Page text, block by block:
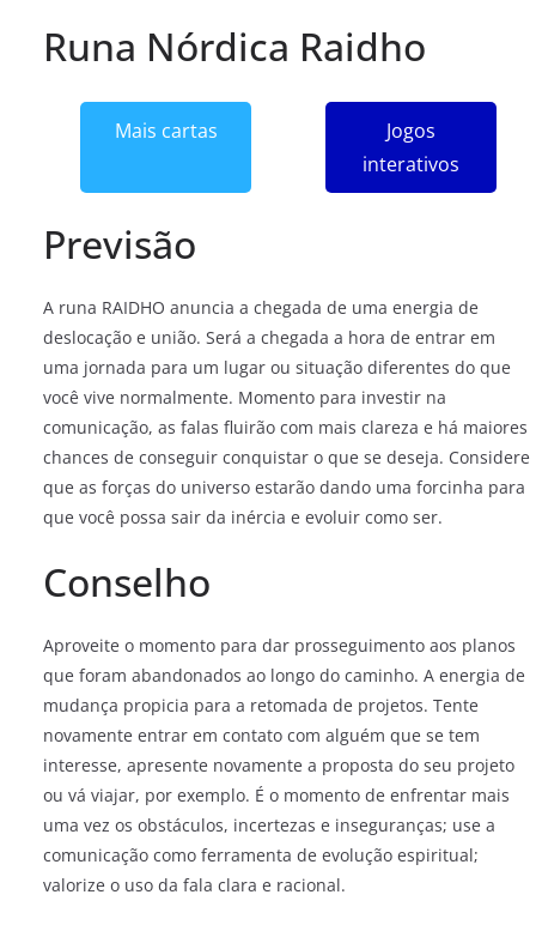
Runa Nórdica Raidho
Mais cartas
Jogos
interativos
Previsão
A runa RAIDHO anuncia a chegada de uma energia de
deslocação e união. Será a chegada a hora de entrar em
uma jornada para um lugar ou situação diferentes do que
você vive normalmente. Momento para investir na
comunicação, as falas fluirão com mais clareza e há maiores
chances de conseguir conquistar o que se deseja. Considere
que as forças do universo estarão dando uma forcinha para
que você possa sair da inércia e evoluir como ser.
Conselho
Aproveite o momento para dar prosseguimento aos planos
que foram abandonados ao longo do caminho. A energia de
mudança propicia para a retomada de projetos. Tente
novamente entrar em contato com alguém que se tem
interesse, apresente novamente a proposta do seu projeto
ou vá viajar, por exemplo. É o momento de enfrentar mais
uma vez os obstáculos, incertezas e inseguranças; use a
comunicação como ferramenta de evolução espiritual;
valorize o uso da fala clara e racional.